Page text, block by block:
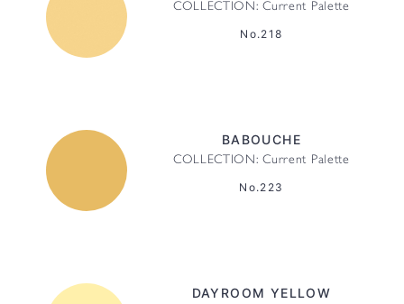
COLLECTION: Current Palette
No.218
BABOUCHE
COLLECTION: Current Palette
No.223
DAYROOM YELLOW